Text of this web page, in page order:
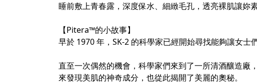
睡前敷上青春露，深度保水、細緻毛孔，透亮裸肌讓
【Pitera™的小故事】
早於 1970 年，SK-2 的科學家已經開始尋找能夠讓女士
直至一次偶然的機會，科學家們來到了一所清酒釀造廠
來發現美肌的神奇成分，也從此揭開了美麗的奧秘。